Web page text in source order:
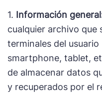
1. Información
cualquier archivo que
terminales del
smartphone, tablet,
de almacenar datos
y recuperados por el